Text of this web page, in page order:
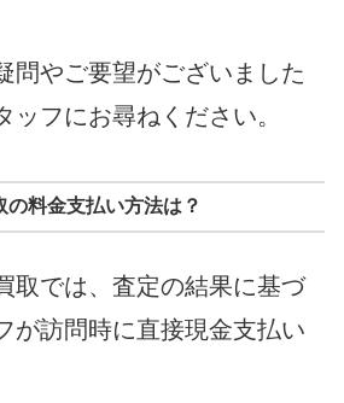
問やご要望がございました
ッフにお尋ねください。
料金支払い方法は？
取では、査定の結果に基づ
が訪問時に直接現金支払い